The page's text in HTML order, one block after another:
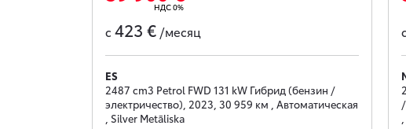
НДС 0%
с 423 € /месяц
ES
2487 cm3 Petrol FWD 131 kW Гибрид (бензин /
электричество), 2023, 30 959 км , Автоматическая
, Silver Metāliska
с